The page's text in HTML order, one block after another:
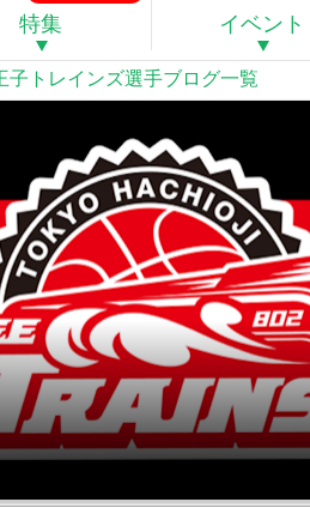
特集 イベント
子トレインズ選手ブログ一覧